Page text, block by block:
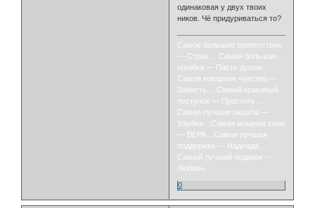
одинаковая у двух твоих
ников. Чё придуриваться то?
Самое большое препятствие
— Страх… Самая большая
ошибка — Пасть духом…
Самое коварное чувство —
Зависть… Самый красивый
поступок — Простить…
Самая лучшая защита —
Улыбка…Самая мощная сила
— ВЕРА…Самая лучшая
поддержка — Надежда…
Самый лучший подарок —
Любовь.
0